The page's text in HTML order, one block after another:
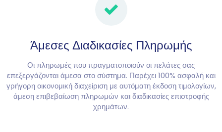
Άμεσες Διαδικασίες Πληρωμής
Οι πληρωμές που πραγματοποιούν οι πελάτες σας
επεξεργάζονται άμεσα στο σύστημα. Παρέχει 100% ασφαλή και
γρήγορη οικονομική διαχείριση με αυτόματη έκδοση τιμολογίων,
άμεση επιβεβαίωση πληρωμών και διαδικασίες επιστροφής
χρημάτων.